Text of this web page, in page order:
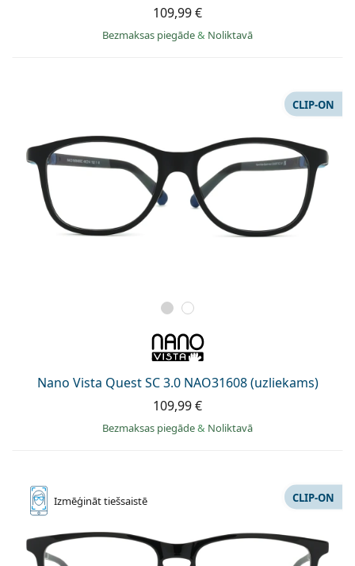
109,99 €
Bezmaksas piegāde& Noliktavā
Nano Vista Quest SC 3.0 NAO31608 (uzliekams)
CLIP-ON
109,99 €
Bezmaksas piegāde& Noliktavā
Izmēģināttiešsaistē CLIP-ON